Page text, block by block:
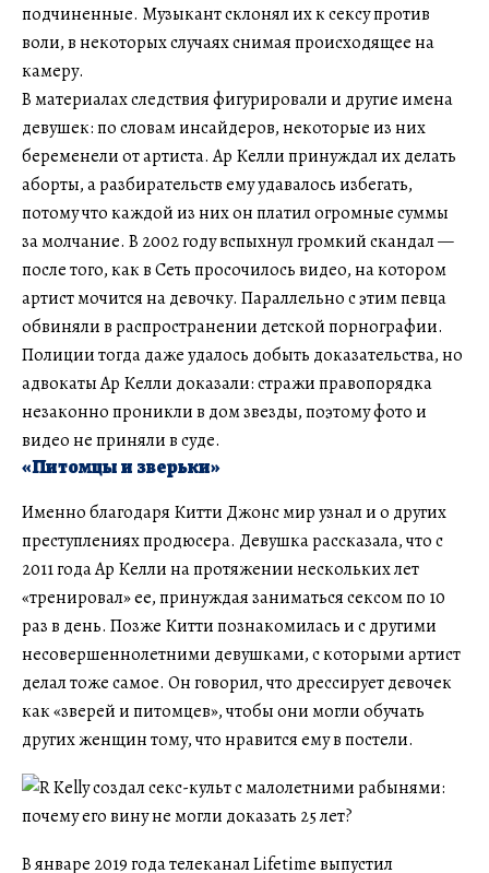
подчиненные. Музыкант склонял их к сексу против
воли, в некоторых случаях снимая происходящее на
камеру.
В материалах следствия фигурировали и другие имена
девушек: по словам инсайдеров, некоторые из них
беременели от артиста. Ар Келли принуждал их делать
аборты, а разбирательств ему удавалось избегать,
потому что каждой из них он платил огромные суммы
за молчание. В 2002 году вспыхнул громкий скандал —
после того, как в Сеть просочилось видео, на котором
артист мочится на девочку. Параллельно с этим певца
обвиняли в распространении детской порнографии.
Полиции тогда даже удалось добыть доказательства, но
адвокаты Ар Келли доказали: стражи правопорядка
незаконно проникли в дом звезды, поэтому фото и
видео не приняли в суде.
«Питомцы и зверьки»
Именно благодаря Китти Джонс мир узнал и о других
преступлениях продюсера. Девушка рассказала, что с
2011 года Ар Келли на протяжении нескольких лет
«тренировал» ее, принуждая заниматься сексом по 10
раз в день. Позже Китти познакомилась и с другими
несовершеннолетними девушками, с которыми артист
делал тоже самое. Он говорил, что дрессирует девочек
как «зверей и питомцев», чтобы они могли обучать
других женщин тому, что нравится ему в постели.
В январе 2019 года телеканал Lifetime выпустил